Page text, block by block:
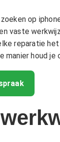
op
vaste
reparatie
manier houd